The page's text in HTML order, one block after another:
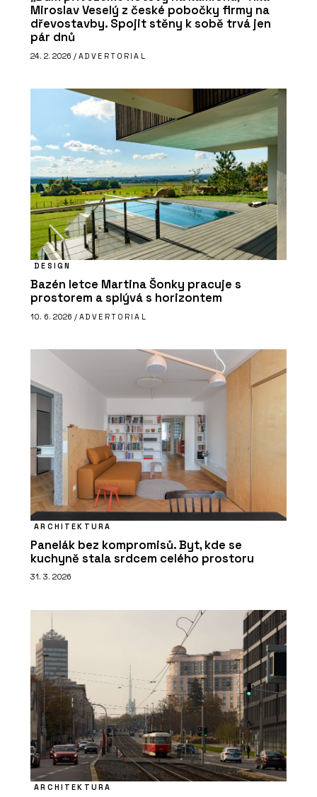
Miroslav Veselý z české pobočky firmy na
dřevostavby. Spojit stěny k sobě trvá jen
pár dnů
24. 2. 2026 / ADVERTORIAL
DESIGN
Bazén letce Martina Šonky pracuje s
prostorem a splývá s horizontem
10. 6. 2026 / ADVERTORIAL
ARCHITEKTURA
Panelák bez kompromisů. Byt, kde se
kuchyně stala srdcem celého prostoru
31. 3. 2026
ARCHITEKTURA